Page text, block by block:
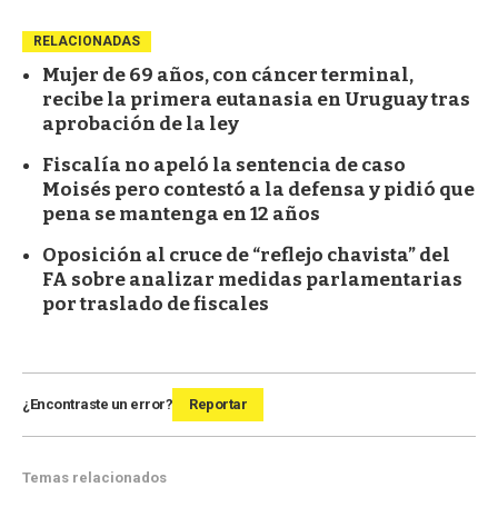
RELACIONADAS
Mujer de 69 años, con cáncer terminal,
recibe la primera eutanasia en Uruguay tras
aprobación de la ley
Fiscalía no apeló la sentencia de caso
Moisés pero contestó a la defensa y pidió que
pena se mantenga en 12 años
Oposición al cruce de “reflejo chavista” del
FA sobre analizar medidas parlamentarias
por traslado de fiscales
¿Encontraste un error? Reportar
Temas relacionados